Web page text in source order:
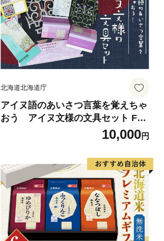
北海道北海道庁
アイヌ語のあいさつ言葉を覚えちゃ
おう アイヌ文様の文具セット F6S
10,000円